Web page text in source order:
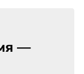
—